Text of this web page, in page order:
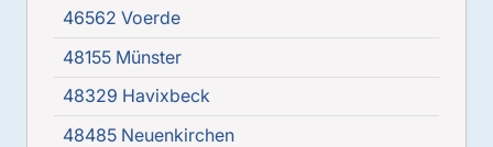
46562 Voerde
48155 Münster
48329 Havixbeck
48485 Neuenkirchen